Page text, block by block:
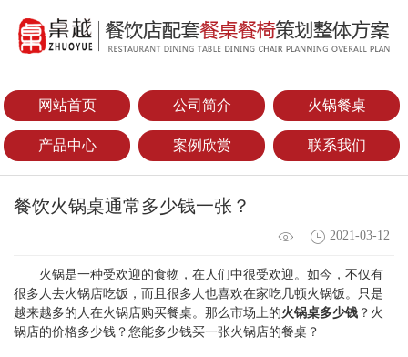
网站首页 公司简介 火锅餐桌
产品中心 案例欣赏 联系我们
餐饮火锅桌通常多少钱一张？
2021-03-12
火锅是一种受欢迎的食物，在人们中很受欢迎。如今，不仅有
很多人去火锅店吃饭，而且很多人也喜欢在家吃几顿火锅饭。只是
越来越多的人在火锅店购买餐桌。那么市场上的火锅桌多少钱 ？火
锅店的价格多少钱？您能多少钱买一张火锅店的餐桌？